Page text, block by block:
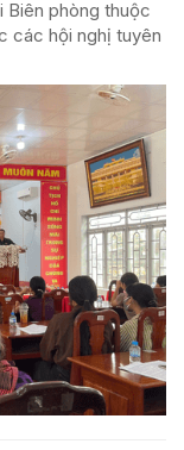
Biên phòng thuộc
các hội nghị tuyên